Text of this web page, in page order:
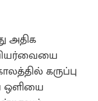
அதிக
கருப்பு
ஒளியை